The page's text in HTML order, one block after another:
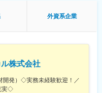
外資系企業
株式会社
開発）◇実務未経験歓迎！／
実◇